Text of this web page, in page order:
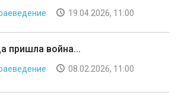
19.04.2026, 11:00
пришла война...
08.02.2026, 11:00